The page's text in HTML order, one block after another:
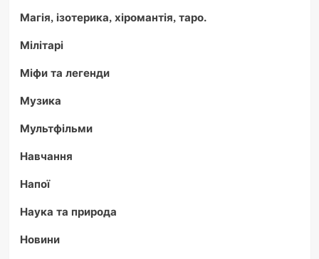
Магія, ізотерика, хіромантія, таро.
Мілітарі
Міфи та легенди
Музика
Мультфільми
Навчання
Напої
Наука та природа
Новини